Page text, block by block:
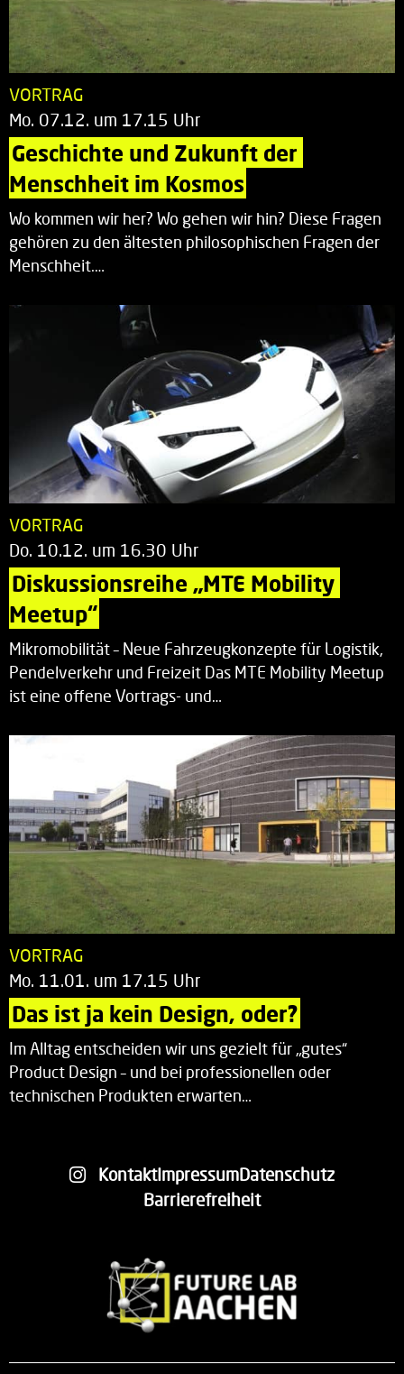
VORTRAG
Mo. 07.12. um 17.15 Uhr
Geschichte und Zukunft der
Menschheit im Kosmos
Wo kommen wir her? Wo gehen wir hin? Diese Fragen
gehören zu den ältesten philosophischen Fragen der
Menschheit.…
VORTRAG
Do. 10.12. um 16.30 Uhr
Diskussionsreihe „MTE Mobility
Meetup“
Mikromobilität – Neue Fahrzeugkonzepte für Logistik,
Pendelverkehr und Freizeit Das MTE Mobility Meetup
ist eine offene Vortrags- und…
VORTRAG
Mo. 11.01. um 17.15 Uhr
Das ist ja kein Design, oder?
Im Alltag entscheiden wir uns gezielt für „gutes“
Product Design – und bei professionellen oder
technischen Produkten erwarten…
KontaktImpressumDatenschutz
Barrierefreiheit